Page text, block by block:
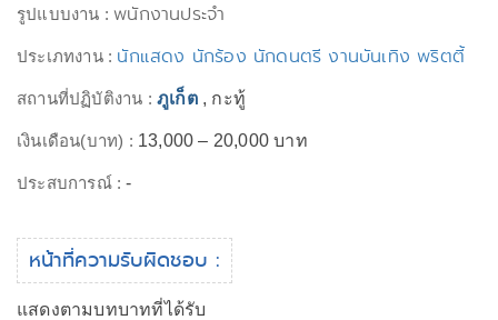
รูปแบบงาน :พนักงานประจำ
ประเภทงาน : นักแสดง นักร้อง นักดนตรี งานบันเทิง พริตตี้
สถานที่ปฏิบัติงาน : ภูเก็ต, กะทู้
เงินเดือน(บาท) : 13,000 – 20,000 บาท
ประสบการณ์ :-
หน้าที่ความรับผิดชอบ :
แสดงตามบทบาทที่ได้รับ